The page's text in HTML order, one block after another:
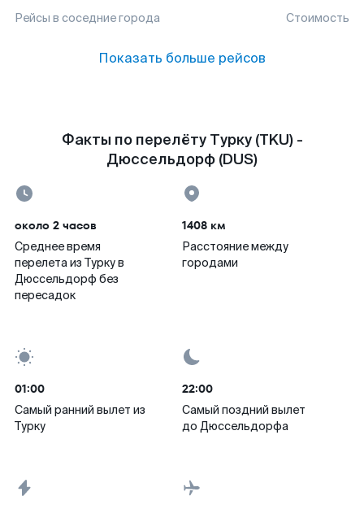
Рейсы в соседние города Стоимость
Показать больше рейсов
Факты по перелёту Турку (TKU) -
Дюссельдорф (DUS)
около 2 часов
Среднее время
перелета из Турку в
Дюссельдорф без
пересадок
1408 км
Расстояние между
городами
01:00
Самый ранний вылет из
Турку
22:00
Самый поздний вылет
до Дюссельдорфа